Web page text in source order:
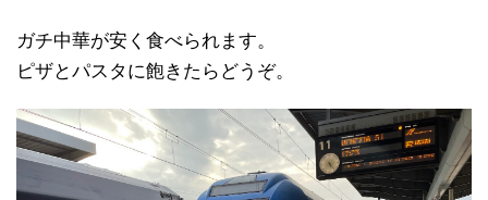
ガチ中華が安く食べられます。
ピザとパスタに飽きたらどうぞ。